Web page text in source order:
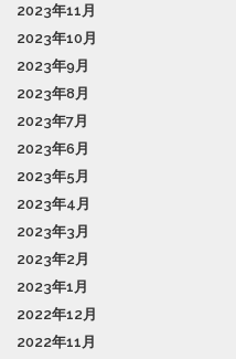
2023年11月
2023年10月
2023年9月
2023年8月
2023年7月
2023年6月
2023年5月
2023年4月
2023年3月
2023年2月
2023年1月
2022年12月
2022年11月